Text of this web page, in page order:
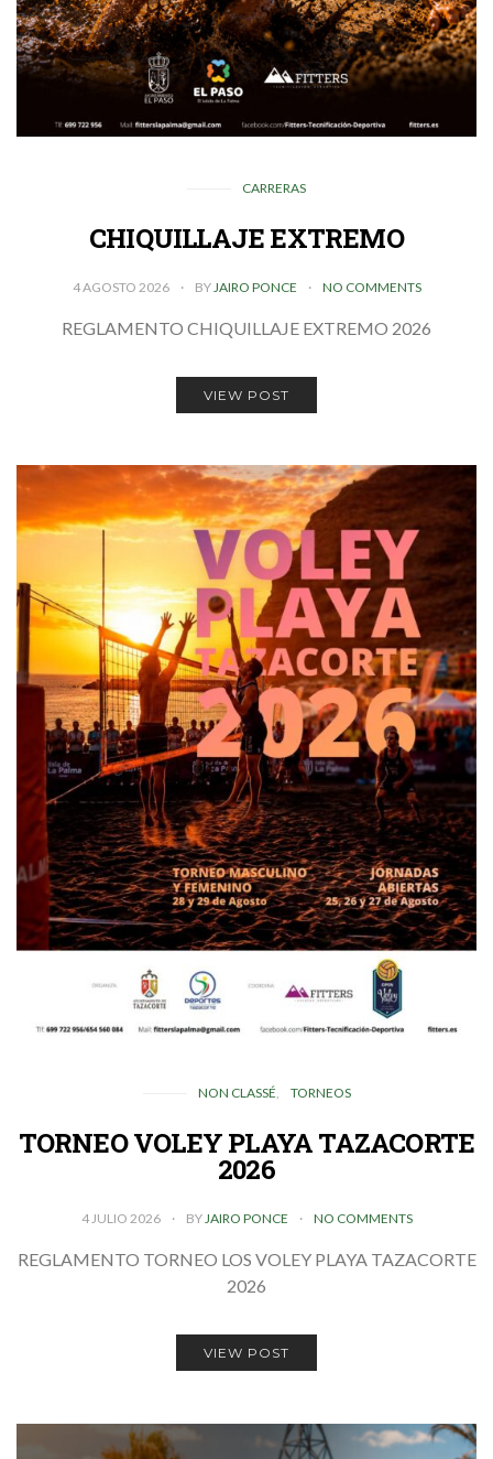
CARRERAS
CHIQUILLAJE EXTREMO
4 AGOSTO 2026 BY JAIRO PONCE NO COMMENTS
REGLAMENTO CHIQUILLAJE EXTREMO 2026
VIEW POST
NON CLASSÉ TORNEOS
TORNEO VOLEY PLAYA TAZACORTE
2026
4 JULIO 2026 BY JAIRO PONCE NO COMMENTS
REGLAMENTO TORNEO LOS VOLEY PLAYA TAZACORTE
2026
VIEW POST